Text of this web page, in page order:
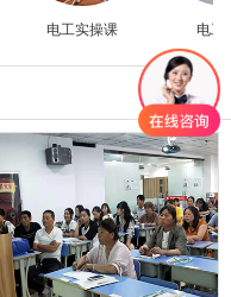
电工实操课 电工实
更多>